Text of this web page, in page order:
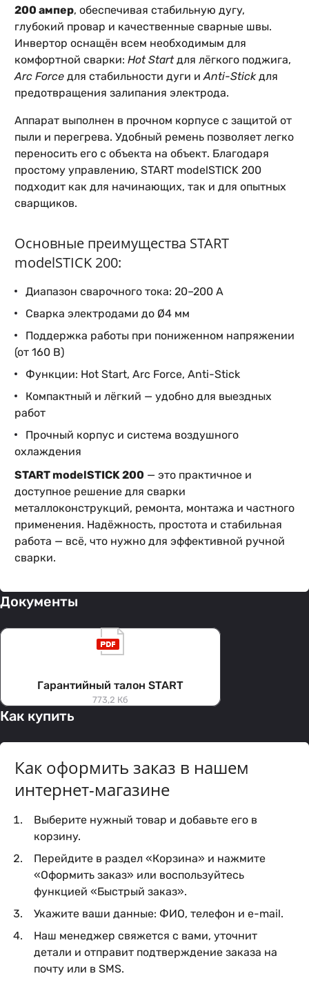
200 ампер, обеспечивая стабильную дугу,
глубокий провар и качественные сварные швы.
Инвертор оснащён всем необходимым для
комфортной сварки: Hot Startдля лёгкого поджига,
Arc Force для стабильности дуги иAnti-Stick для
предотвращения залипания электрода.
Аппарат выполнен в прочном корпусе с защитой от
пыли и перегрева. Удобный ремень позволяет легко
переносить его с объекта на объект. Благодаря
простому управлению, START modelSTICK 200
подходит как для начинающих, так и для опытных
сварщиков.
Основные преимущества START
modelSTICK 200:
Диапазон сварочного тока: 20–200 А
Сварка электродами до Ø4 мм
Поддержка работы при пониженном напряжении
(от 160 В)
Функции: Hot Start, Arc Force, Anti-Stick
Компактный и лёгкий — удобно для выездных
работ
Прочный корпус и система воздушного
охлаждения
START modelSTICK 200 — это практичное и
доступное решение для сварки
металлоконструкций, ремонта, монтажа и частного
применения. Надёжность, простота и стабильная
работа — всё, что нужно для эффективной ручной
сварки.
Документы
Гарантийный талон START
773,2 Кб
Как купить
Как оформить заказ в нашем
интернет-магазине
Выберите нужный товар и добавьте его в
корзину.
Перейдите в раздел «Корзина» и нажмите
«Оформить заказ» или воспользуйтесь
функцией «Быстрый заказ».
Укажите ваши данные: ФИО, телефон и e-mail.
Наш менеджер свяжется с вами, уточнит
детали и отправит подтверждение заказа на
почту или в SMS.